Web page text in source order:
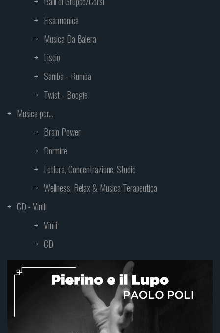
Fisarmonica
Musica Da Balera
Liscio
Samba - Rumba
Twist - Boogie
Musica per...
Brain Power
Dormire
Lettura, Concentrazione, Studio
Wellness, Relax & Musica Terapeutica
CD - Vinili
Vinili
CD